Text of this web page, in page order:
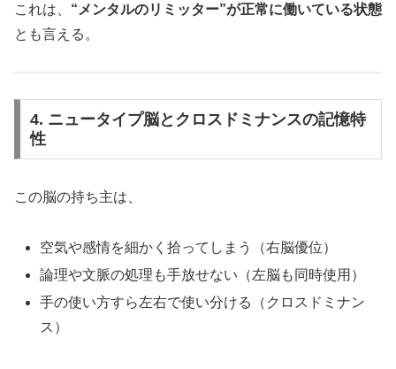
これは、 “メンタルのリミッター”が正常に働いている状態
とも言える。
4. ニュータイプ脳とクロスドミナンスの記憶特
性
この脳の持ち主は、
空気や感情を細かく拾ってしまう（右脳優位）
論理や文脈の処理も手放せない（左脳も同時使用）
手の使い方すら左右で使い分ける（クロスドミナン
ス）